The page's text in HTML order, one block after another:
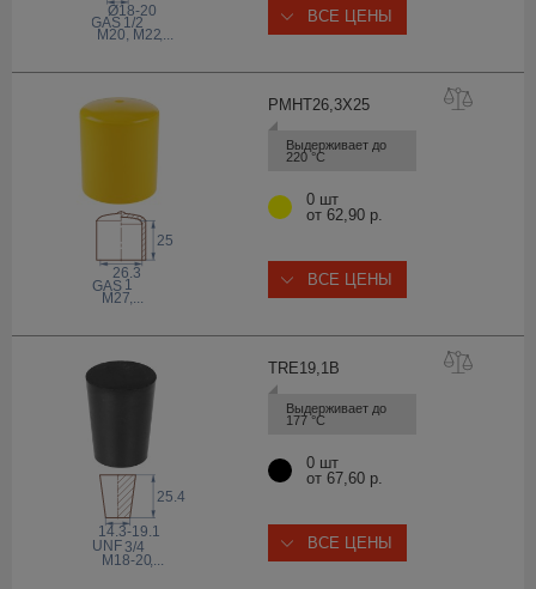
Ø18-20
GAS 1/2
M20, M22,...
ВСЕ ЦЕНЫ
PMHT26,3X25
Выдерживает до
220 °С
26.3
25
GAS 1
,...
M27
0 шт
от 62,90 р.
ВСЕ ЦЕНЫ
TRE19,1B
Выдерживает до
177 °С
25.4
14.3-19.1
M18-20,...
UNF 3/4
0 шт
от 67,60 р.
ВСЕ ЦЕНЫ